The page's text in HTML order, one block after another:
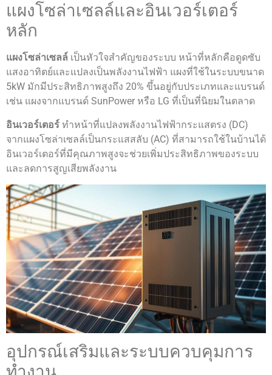
แผงโซล่าเซลล์และอินเวอร์เตอร์
หลัก
แผงโซล่าเซลล์ เป็นหัวใจสำคัญของระบบ หน้าที่หลักคือดูดซับ
แสงอาทิตย์และแปลงเป็นพลังงานไฟฟ้า แผงที่ใช้ในระบบขนาด
5kW มักมีประสิทธิภาพสูงถึง 20% ขึ้นอยู่กับประเภทและแบรนด์
เช่น แผงจากแบรนด์ SunPower หรือ LG ที่เป็นที่นิยมในตลาด
อินเวอร์เตอร์ ทำหน้าที่แปลงพลังงานไฟฟ้ากระแสตรง (DC)
จากแผงโซล่าเซลล์เป็นกระแสสลับ (AC) ที่สามารถใช้ในบ้านได้
อินเวอร์เตอร์ที่มีคุณภาพสูงจะช่วยเพิ่มประสิทธิภาพของระบบ
และลดการสูญเสียพลังงาน
อุปกรณ์เสริมและระบบควบคุมการ